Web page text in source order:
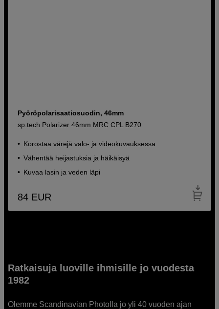
Pyöröpolarisaatiosuodin, 46mm
sp.tech Polarizer 46mm MRC CPL B270
Korostaa värejä valo- ja videokuvauksessa
Vähentää heijastuksia ja häikäisyä
Kuvaa lasin ja veden läpi
84 EUR
Ratkaisuja luoville ihmisille jo vuodesta
1982
Olemme Scandinavian Photolla jo yli 40 vuoden ajan